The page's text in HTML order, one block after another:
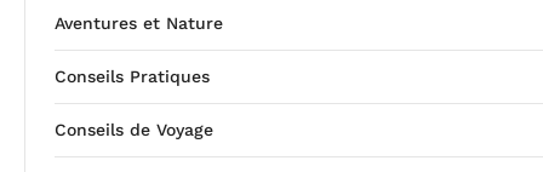
Aventures et Nature
Conseils Pratiques
Conseils de Voyage